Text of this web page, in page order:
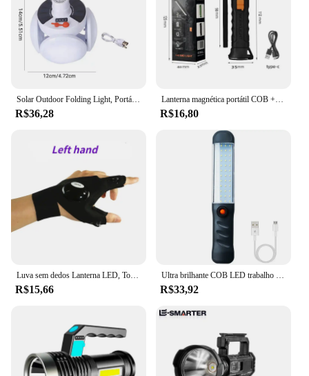
also stylish, blending seamlessly into any
environment. Its compact size and lightweight
nature make it a discreet addition to your gadget
collection, ready to impress at a moment's notice.
Solar Outdoor Folding Light, Portátil, USB recarregável, Lâmpada LED, Luzes de busca, Camping Tocha, Lâmpada de emergência para quedas de energia
R$36,28
Lanterna magnética portátil COB + LED, tocha recarregável USB, luz de inspeção da lanterna, camping, lâmpada de reparo do carro, pacote 1-5
R$16,80
Luva sem dedos Lanterna LED, Tocha impermeável, Ferramenta ao ar livre, Pesca, Camping, Caminhadas, Sobrevivência, Resgate, Ferramenta Multi Light
R$15,66
Ultra brilhante COB LED trabalho luz, carro mecânico lâmpada, USB recarregável, lanterna, tocha magnética, luz de emergência, luz de advertência
R$33,92